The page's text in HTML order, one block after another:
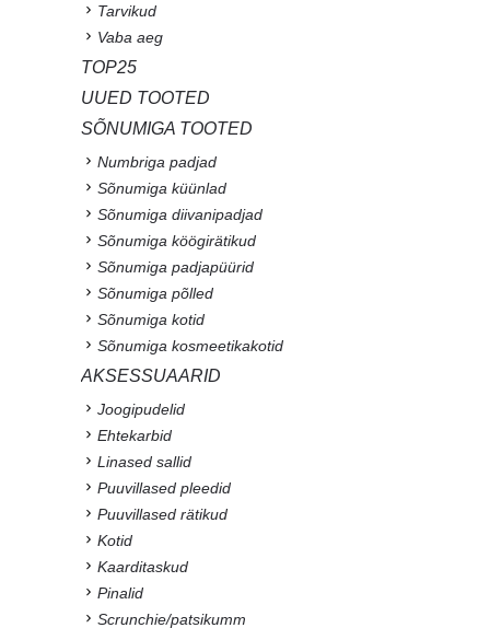
Tarvikud
Vaba aeg
TOP25
UUED TOOTED
SÕNUMIGA TOOTED
Numbriga padjad
Sõnumiga küünlad
Sõnumiga diivanipadjad
Sõnumiga köögirätikud
Sõnumiga padjapüürid
Sõnumiga põlled
Sõnumiga kotid
Sõnumiga kosmeetikakotid
AKSESSUAARID
Joogipudelid
Ehtekarbid
Linased sallid
Puuvillased pleedid
Puuvillased rätikud
Kotid
Kaarditaskud
Pinalid
Scrunchie/patsikumm